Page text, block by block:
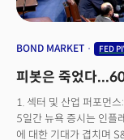
BOND MARKET FED
피봇은 죽었다
1. 섹터 및 산업 퍼포먼
5일간 뉴욕 증시는 인플
에 대한 기대가 겹치며